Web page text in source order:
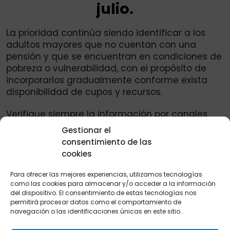
Gestionar el
consentimiento de las
cookies
Para ofrecer las mejores experiencias, utilizamos tecnologías
como las cookies para almacenar y/o acceder a la información
del dispositivo. El consentimiento de estas tecnologías nos
permitirá procesar datos como el comportamiento de
navegación o las identificaciones únicas en este sitio..
julio.
La prioridad continúa siendo identificar a los
adultos mayores que no cuentan con una
pensión y que se encuentran en condiciones de
pobreza o vulnerabilidad, con el propósito de
incorporarlos gradualmente conforme exista
disponibilidad de cupos y recursos.
Verifique siempre la información por canales
oficiales. Para evitar confusiones o
desinformación, los adultos mayores deben
únicamente las fuentes oficiales
compartir información sobre fechas y valores
de los incentivos.
Se recomienda verificar las novedades a través
de: Los comunicados del Departamento de